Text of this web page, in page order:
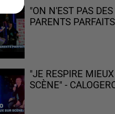
"ON N'EST PAS DES
PARENTS
"JE RESPIRE
SCÈNE" -